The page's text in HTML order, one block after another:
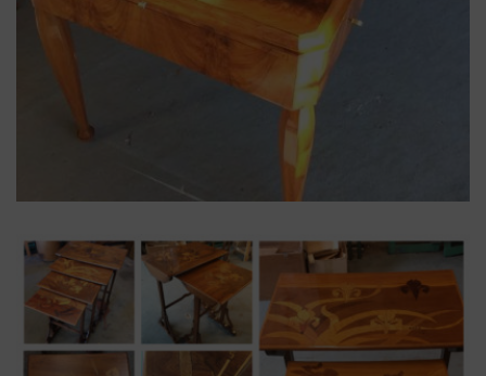
art déco,bureau, ronce de noyer
Bureau Art Déco placages ronce
noyer